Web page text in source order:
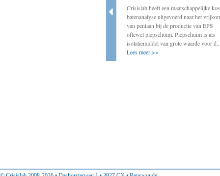
Crisislab ondersteunt de werkgroep BOVEN
Crisislab heeft een maatschappelijke
batenanalyse uitgevoerd naar het
van pentaan bij de productie van EPS
oftewel piepschuim. Piepschuim is als
isolatiemiddel van grote waarde voor
Lees meer >>